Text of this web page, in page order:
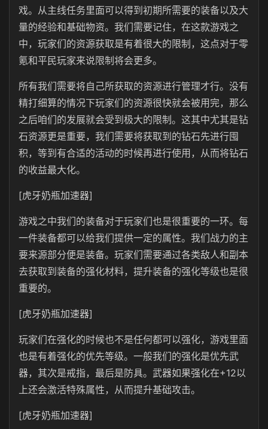
戏。从主线任务里面可以得到初期所需要的装备以及大
量的经验和基础物资。我们需要记住，在这款游戏之
中，玩家们的资源获取是有着很大的限制，这点对于零
氪和平民玩家来说限制将会更多。
所有我们需要将自己所获取的资源进行管理才行。没有
精打细算的情况下玩家们的资源很快就会被用完，那么
之后咱们的发展就会受到极大的限制。这其中尤其是钻
石资源更是重要，我们需要将获取到的钻石先进行囤
积，等到有合适的活动的时候再进行使用，从而将钻石
的收益最大化。
[虎牙奶瓶加速器]
游戏之中我们的装备对于玩家们也是很重要的一环。每
一件装备都可以给我们提供一定的属性。我们战力的主
要来源部分便是装备。玩家们需要通过各类敌人和副本
去获取到装备的强化材料，提升装备的强化等级也是很
重要的。
[虎牙奶瓶加速器]
玩家们在强化的时候也不是任何都可以强化，游戏里面
也是有着强化的优先等级。一般我们的强化是优先武
器，其次是戒指，最后是防具。武器如果强化在+12以
上还会激活特殊属性，从而提升基础攻击。
[虎牙奶瓶加速器]